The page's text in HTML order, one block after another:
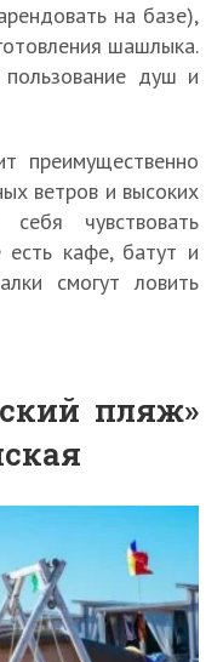
на базе),
шашлыка.
душ и
преимущественно
ветров и высоких
чувствовать
кафе, батут и
смогут ловить
пляж»